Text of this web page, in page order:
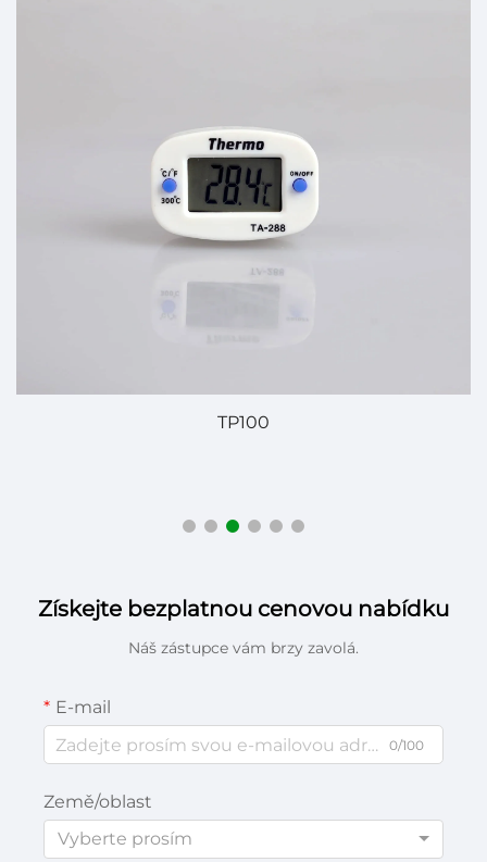
TP100
Získejte bezplatnou cenovou nabídku
Náš zástupce vám brzy zavolá.
E-mail
0/100
Země/oblast
Vyberte prosím